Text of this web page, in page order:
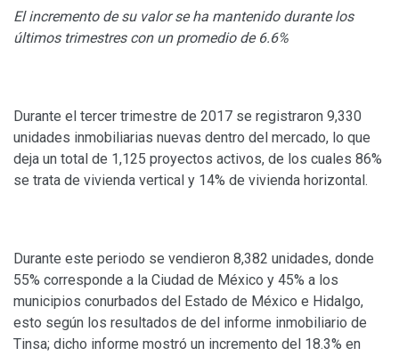
El incremento de su valor se ha mantenido durante los
últimos trimestres con un promedio de 6.6%
Durante el tercer trimestre de 2017 se registraron 9,330
unidades inmobiliarias nuevas dentro del mercado, lo que
deja un total de 1,125 proyectos activos, de los cuales 86%
se trata de vivienda vertical y 14% de vivienda horizontal.
Durante este periodo se vendieron 8,382 unidades, donde
55% corresponde a la Ciudad de México y 45% a los
municipios conurbados del Estado de México e Hidalgo,
esto según los resultados de del informe inmobiliario de
Tinsa; dicho informe mostró un incremento del 18.3% en